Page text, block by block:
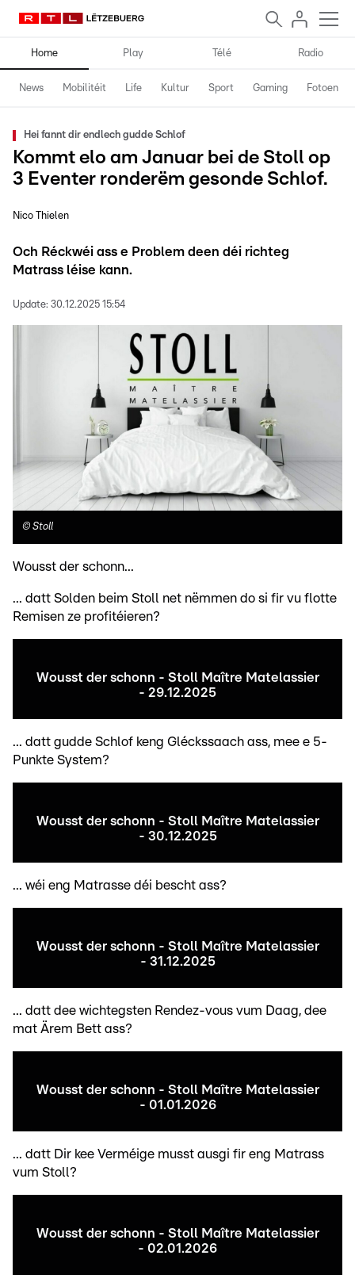
Home Play Télé Radio
News Mobilitéit Life Kultur Sport Gaming Fotoen
Hei fannt dir endlech gudde Schlof
Kommt elo am Januar bei de Stoll op
3 Eventer ronderëm gesonde Schlof.
Nico Thielen
Och Réckwéi ass e Problem deen déi richteg
Matrass léise kann.
Update: 30.12.2025 15:54
© Stoll
Wousst der schonn...
... datt Solden beim Stoll net nëmmen do si fir vu flotte
Remisen ze profitéieren?
Wousst der schonn - Stoll Maître Matelassier
- 29.12.2025
... datt gudde Schlof keng Gléckssaach ass, mee e 5-
Punkte System?
Wousst der schonn - Stoll Maître Matelassier
- 30.12.2025
... wéi eng Matrasse déi bescht ass?
Wousst der schonn - Stoll Maître Matelassier
- 31.12.2025
... datt dee wichtegsten Rendez-vous vum Daag, dee
mat Ärem Bett ass?
Wousst der schonn - Stoll Maître Matelassier
- 01.01.2026
... datt Dir kee Verméige musst ausgi fir eng Matrass
vum Stoll?
Wousst der schonn - Stoll Maître Matelassier
- 02.01.2026